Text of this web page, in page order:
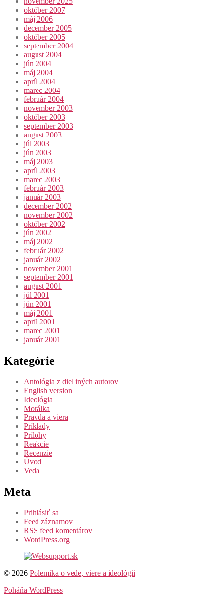
október 2007
máj 2006
december 2005
október 2005
september 2004
august 2004
jún 2004
máj 2004
apríl 2004
marec 2004
február 2004
november 2003
október 2003
september 2003
august 2003
júl 2003
jún 2003
máj 2003
apríl 2003
marec 2003
február 2003
január 2003
december 2002
november 2002
október 2002
jún 2002
máj 2002
február 2002
január 2002
november 2001
september 2001
august 2001
júl 2001
jún 2001
máj 2001
apríl 2001
marec 2001
január 2001
Kategórie
Antológia z diel iných autorov
English version
Ideológia
Morálka
Pravda a viera
Príklady
Prílohy
Reakcie
Recenzie
Úvod
Veda
Meta
Prihlásiť sa
Feed záznamov
RSS feed komentárov
WordPress.org
© 2026 Polemika o vede, viere a ideológii
Poháňa WordPress